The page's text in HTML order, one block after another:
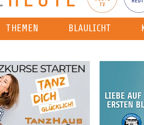
THEMEN BLAULICHT